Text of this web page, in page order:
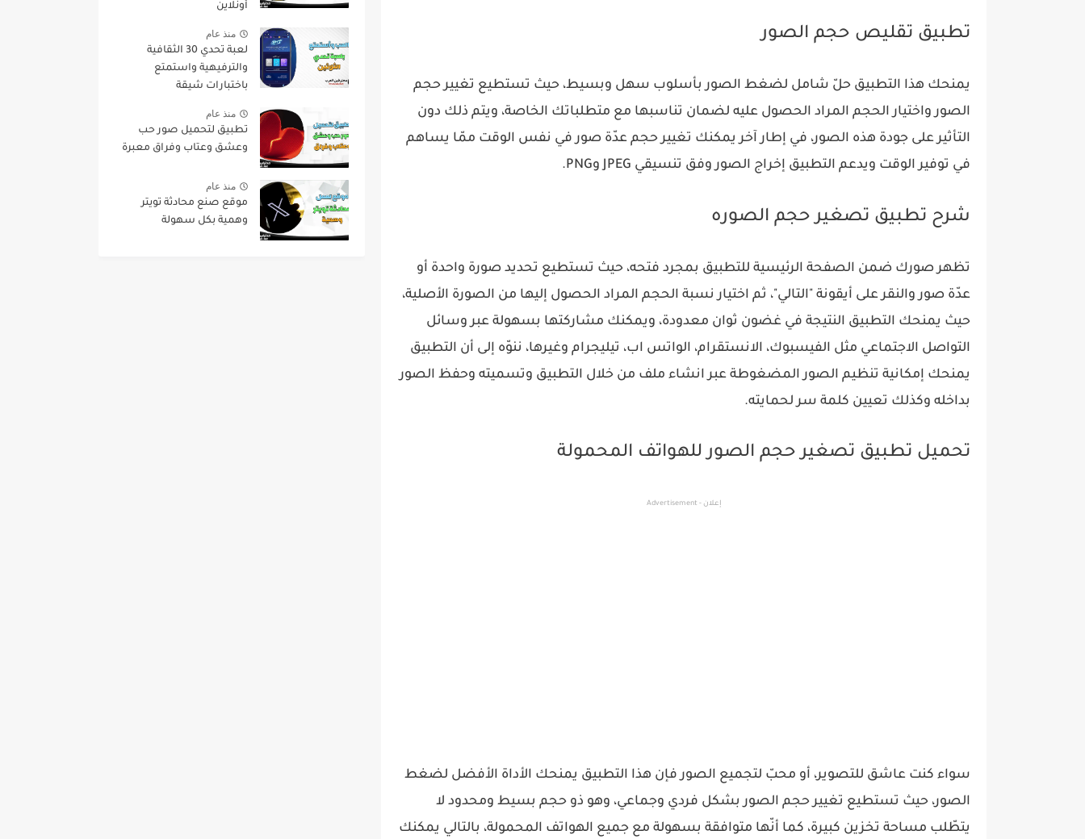
تطبيق تقليص حجم الصور
يمنحك هذا التطبيق حلّ شامل لضغط الصور بأسلوب سهل وبسيط، حيث تستطيع تغيير حجم
الصور واختيار الحجم المراد الحصول عليه لضمان تناسبها مع متطلباتك الخاصة، ويتم ذلك دون
التأثير على جودة هذه الصور، في إطار آخر يمكنك تغيير حجم عدّة صور في نفس الوقت ممّا يساهم
في توفير الوقت ويدعم التطبيق إخراج الصور وفق تنسيقي JPEG وPNG.
شرح تطبيق تصغير حجم الصوره
تظهر صورك ضمن الصفحة الرئيسية للتطبيق بمجرد فتحه، حيث تستطيع تحديد صورة واحدة أو
عدّة صور والنقر على أيقونة "التالي"، ثم اختيار نسبة الحجم المراد الحصول إليها من الصورة الأصلية،
حيث يمنحك التطبيق النتيجة في غضون ثوان معدودة، ويمكنك مشاركتها بسهولة عبر وسائل
التواصل الاجتماعي مثل الفيسبوك، الانستقرام، الواتس اب، تيليجرام وغيرها، ننوّه إلى أن التطبيق
يمنحك إمكانية تنظيم الصور المضغوطة عبر انشاء ملف من خلال التطبيق وتسميته وحفظ الصور
بداخله وكذلك تعيين كلمة سر لحمايته.
تحميل تطبيق تصغير حجم الصور للهواتف المحمولة
إعلان - Advertisement
سواء كنت عاشق للتصوير، أو محبّ لتجميع الصور فإن هذا التطبيق يمنحك الأداة الأفضل لضغط
الصور، حيث تستطيع تغيير حجم الصور بشكل فردي وجماعي، وهو ذو حجم بسيط ومحدود لا
يتطّلب مساحة تخزين كبيرة، كما أنّها متوافقة بسهولة مع جميع الهواتف المحمولة، بالتالي يمكنك
أونلاين
منذ عام
لعبة تحدي 30 الثقافية
والترفيهية واستمتع
باختبارات شيقة
منذ عام
تطبيق لتحميل صور حب
وعشق وعتاب وفراق معبرة
منذ عام
موقع صنع محادثة تويتر
وهمية بكل سهولة